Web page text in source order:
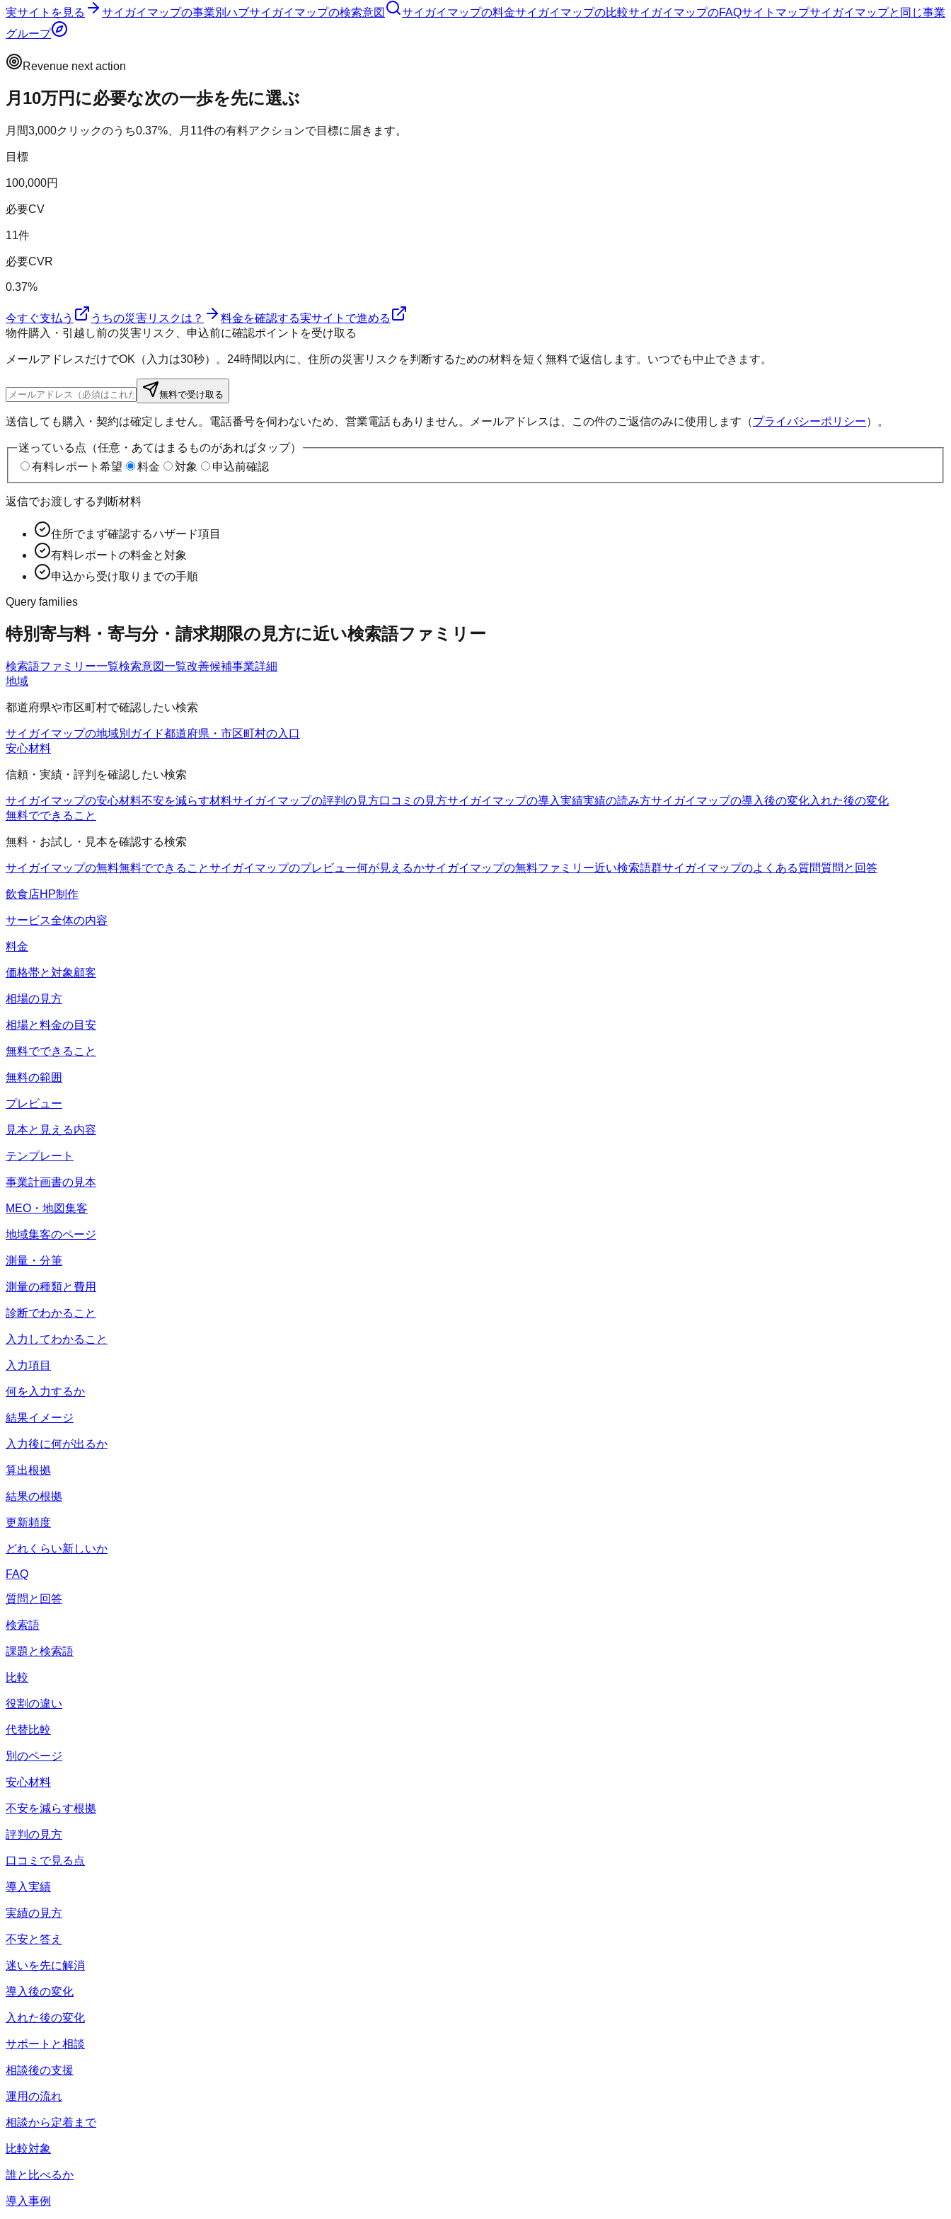
実サイトを見る サイガイマップの事業別ハブサイガイマップの検索意図 サイガイマップの料金サイガイマップの比較サイガイマップのFAQサイトマップサイガイマップと同じ事業
グループ
Revenue next action
月10万円に必要な次の一歩を先に選ぶ
月間3,000クリックのうち0.37%、月 11件の有料アクションで目標に届きます。
目標
100,000円
必要CV
11件
必要CVR
0.37%
今すぐ支払う うちの災害リスクは？ 料金を確認する実サイトで進める
物件購入・引越し前の災害リスク、申込前に確認ポイントを受け取る
メールアドレスだけでOK（入力は30秒）。24時間以内に、住所の災害リスクを判断するための材料を短く無料で返信します。いつでも中止できます。
無料で受け取る
送信しても購入・契約は確定しません。電話番号を伺わないため、営業電話もありません。メールアドレスは、この件のご返信のみに使用します（プライバシーポリシー）。
迷っている点（任意・あてはまるものがあればタップ）
有料レポート希望
料金 対象 申込前確認
返信でお渡しする判断材料
住所でまず確認するハザード項目
有料レポートの料金と対象
申込から受け取りまでの手順
Query families
特別寄与料・寄与分・請求期限の見方に近い検索語ファミリー
検索語ファミリー一覧検索意図一覧改善候補事業詳細
地域
都道府県や市区町村で確認したい検索
サイガイマップの地域別ガイド都道府県・市区町村の入口
安心材料
信頼・実績・評判を確認したい検索
サイガイマップの安心材料不安を減らす材料サイガイマップの評判の見方口コミの見方サイガイマップの導入実績実績の読み方サイガイマップの導入後の変化入れた後の変化
無料でできること
無料・お試し・見本を確認する検索
サイガイマップの無料無料でできることサイガイマップのプレビュー何が見えるかサイガイマップの無料ファミリー近い検索語群サイガイマップのよくある質問質問と回答
飲食店HP制作
サービス全体の内容
料金
価格帯と対象顧客
相場の見方
相場と料金の目安
無料でできること
無料の範囲
プレビュー
見本と見える内容
テンプレート
事業計画書の見本
MEO・地図集客
地域集客のページ
測量・分筆
測量の種類と費用
診断でわかること
入力してわかること
入力項目
何を入力するか
結果イメージ
入力後に何が出るか
算出根拠
結果の根拠
更新頻度
どれくらい新しいか
FAQ
質問と回答
検索語
課題と検索語
比較
役割の違い
代替比較
別のページ
安心材料
不安を減らす根拠
評判の見方
口コミで見る点
導入実績
実績の見方
不安と答え
迷いを先に解消
導入後の変化
入れた後の変化
サポートと相談
相談後の支援
運用の流れ
相談から定着まで
比較対象
誰と比べるか
導入事例